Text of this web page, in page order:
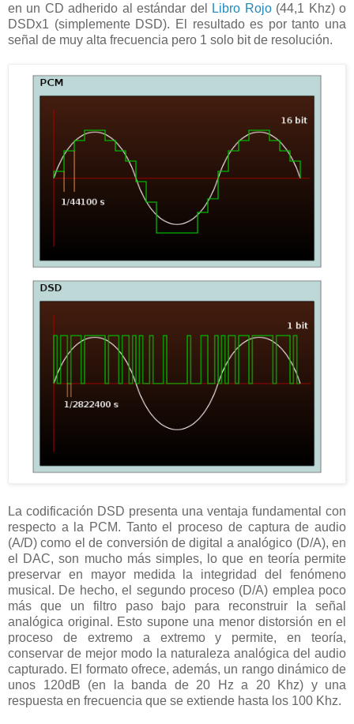
en un CD adherido al estándar del
Libro Rojo(44,1 Khz) o
DSDx1 (simplemente DSD). El resultado es por tanto una
señal de muy alta frecuencia pero 1 solo bit de resolución.
La codificación DSD presenta una ventaja fundamental con
respecto a la PCM. Tanto el proceso de captura de audio
(A/D) como el de conversión de digital a analógico (D/A), en
el DAC, son mucho más simples, lo que en teoría permite
preservar en mayor medida la integridad del fenómeno
musical. De hecho, el segundo proceso (D/A) emplea poco
más que un filtro paso bajo para reconstruir la señal
analógica original. Esto supone una menor distorsión en el
proceso de extremo a extremo y permite, en teoría,
conservar de mejor modo la naturaleza analógica del audio
capturado. El formato ofrece, además, un rango dinámico de
unos 120dB (en la banda de 20 Hz a 20 Khz) y una
respuesta en frecuencia que se extiende hasta los 100 Khz.